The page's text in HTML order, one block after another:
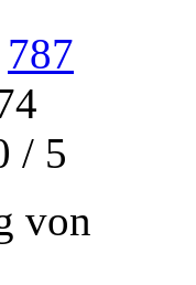
787
/ 5
von